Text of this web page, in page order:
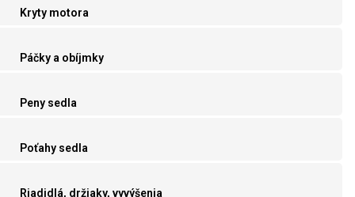
Kryty motora
Páčky a obíjmky
Peny sedla
Poťahy sedla
Riadidlá, držiaky, vyvýšenia